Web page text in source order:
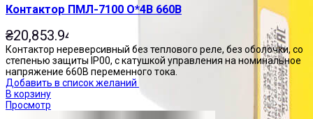
Контактор ПМЛ-7100 О*4В 660В
₴20,853.94
Контактор нереверсивный без теплового реле, без оболочки, со
степенью защиты IP00, с катушкой управления на номинальное
напряжение 660В переменного тока.
Добавить в список желаний
В корзину
Просмотр